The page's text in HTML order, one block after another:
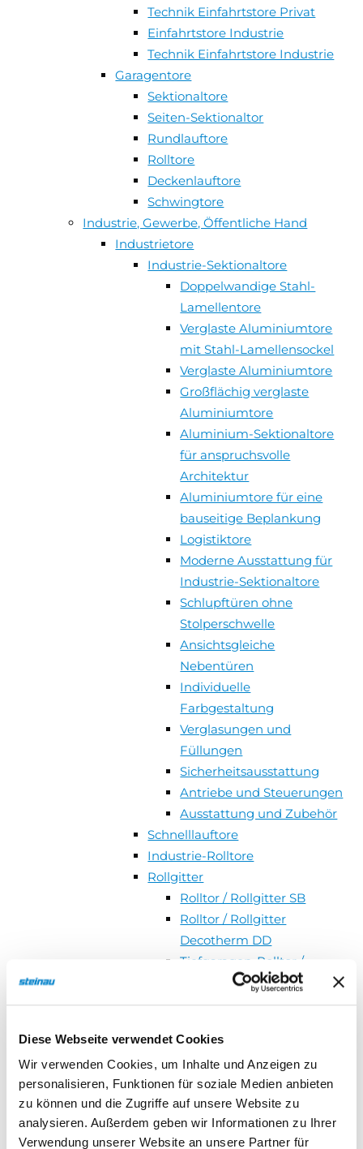
Diese Webseite verwendet Cookies
Wir verwenden Cookies, um Inhalte und Anzeigen zu
personalisieren, Funktionen für soziale Medien anbieten
zu können und die Zugriffe auf unsere Website zu
analysieren. Außerdem geben wir Informationen zu Ihrer
Verwendung unserer Website an unsere Partner für
Technik Einfahrtstore Privat
Einfahrtstore Industrie
Technik Einfahrtstore Industrie
Garagentore
Sektionaltore
Seiten-Sektionaltor
Rundlauftore
Rolltore
Deckenlauftore
Schwingtore
Industrie, Gewerbe, Öffentliche Hand
Industrietore
Industrie-Sektionaltore
Doppelwandige Stahl-
Lamellentore
Verglaste Aluminiumtore
mit Stahl-Lamellensockel
Verglaste Aluminiumtore
Großflächig verglaste
Aluminiumtore
Aluminium-Sektionaltore
für anspruchsvolle
Architektur
Aluminiumtore für eine
bauseitige Beplankung
Logistiktore
Moderne Ausstattung für
Industrie-Sektionaltore
Schlupftüren ohne
Stolperschwelle
Ansichtsgleiche
Nebentüren
Individuelle
Farbgestaltung
Verglasungen und
Füllungen
Sicherheitsausstattung
Antriebe und Steuerungen
Ausstattung und Zubehör
Schnelllauftore
Industrie-Rolltore
Rollgitter
Rolltor / Rollgitter SB
Rolltor / Rollgitter
Decotherm DD
Tiefgaragen-Rolltor /
Rollgitter TGT
ShopRoller
Sammelgaragen
Feuerschutz-Schiebetore
Brandschutzvorhänge
Einfahrtstore
Streifenvorhänge